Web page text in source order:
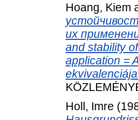
Hoang, Kiem
их
and stability
application =
Holl, Imre